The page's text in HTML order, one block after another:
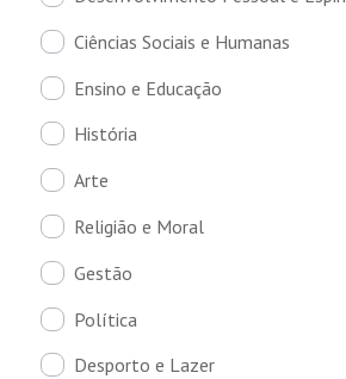
Ciências Sociais e Humanas
Ensino e Educação
História
Arte
Religião e Moral
Gestão
Política
Desporto e Lazer